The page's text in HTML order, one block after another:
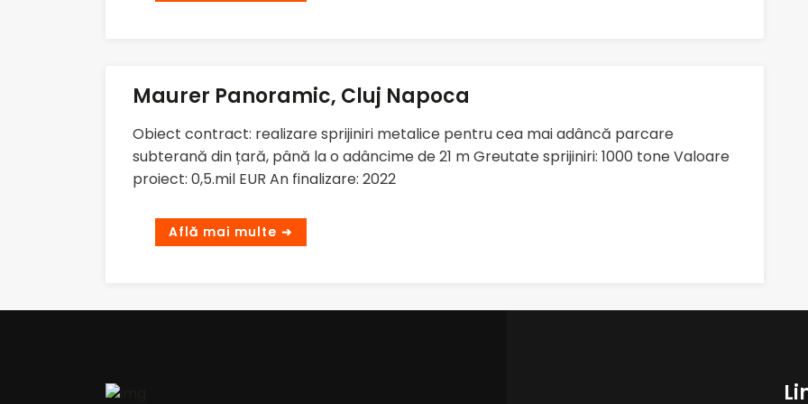
Maurer Panoramic, Cluj Napoca
Obiect contract: realizare sprijiniri metalice pentru cea mai adâncă parcare
subterană din țară, până la o adâncime de 21 m Greutate sprijiniri: 1000 tone Valoare
proiect: 0,5.mil EUR An finalizare: 2022